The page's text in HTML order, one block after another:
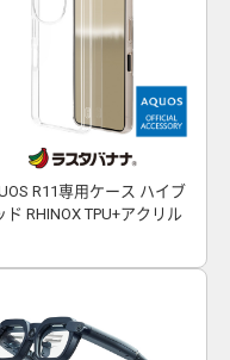
R11専用ケース ハイブ
ド RHINOX TPU+アクリル